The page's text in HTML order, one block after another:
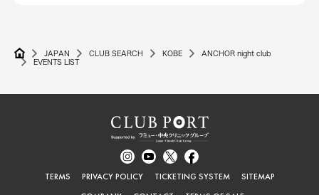
JAPAN CLUB SEARCH KOBE
ANCHOR night club
EVENTS LIST
TERMS PRIVACY POLICY TICKETING SYSTEM
SITEMAP